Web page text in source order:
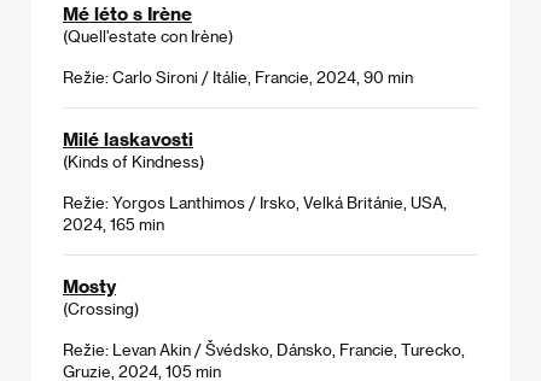
Mé léto s Irène
(Quell'estate con Irène)
Režie: Carlo Sironi / Itálie, Francie, 2024, 90 min
Milé laskavosti
(Kinds of Kindness)
Režie: Yorgos Lanthimos / Irsko, Velká Británie, USA,
2024, 165 min
Mosty
(Crossing)
Režie: Levan Akin / Švédsko, Dánsko, Francie, Turecko,
Gruzie, 2024, 105 min